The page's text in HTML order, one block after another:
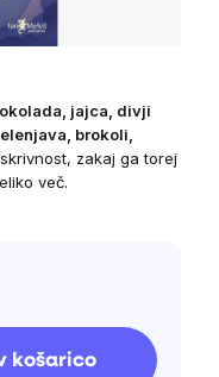
jajca, divji
brokoli,
zakaj ga torej
več.
košarico